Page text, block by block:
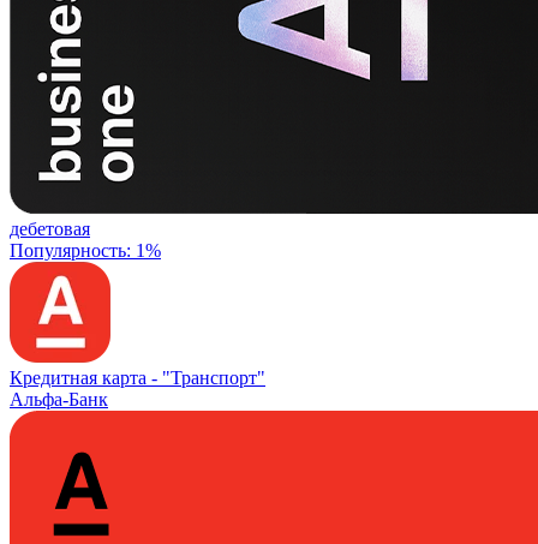
дебетовая
Популярность: 1%
Кредитная карта - "Транспорт"
Альфа-Банк